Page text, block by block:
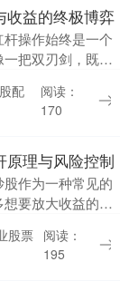
收益的终极博弈
操作始终是一个
把双刃剑，既能
造成毁灭性的损
投资者而言，理解
配
阅读：
170
原理与风险控制
作为一种常见的
要放大收益的投
资者来说，理解
何有效控制风险，
股票 阅读：
195